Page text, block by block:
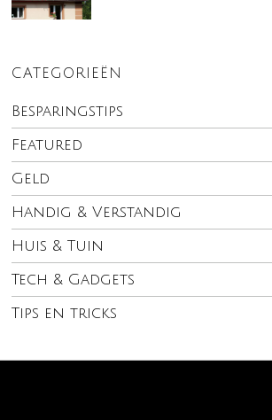
CATEGORIEËN
Besparingstips
Featured
Geld
Handig & Verstandig
Huis & Tuin
Tech & Gadgets
Tips en tricks